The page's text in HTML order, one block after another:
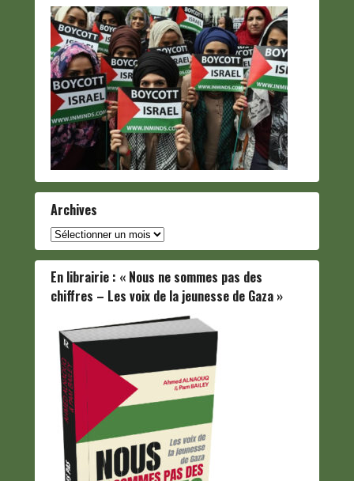
Archives
Archives
En librairie : « Nous ne sommes pas des
chiffres – Les voix de la jeunesse de Gaza »